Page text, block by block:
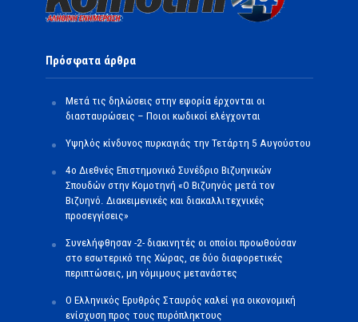
Πρόσφατα άρθρα
Μετά τις δηλώσεις στην εφορία έρχονται οι
διασταυρώσεις – Ποιοι κωδικοί ελέγχονται
Υψηλός κίνδυνος πυρκαγιάς την Τετάρτη 5 Αυγούστου
4ο Διεθνές Επιστημονικό Συνέδριο Βιζυηνικών
Σπουδών στην Κομοτηνή «Ο Βιζυηνός μετά τον
Βιζυηνό. Διακειμενικές και διακαλλιτεχνικές
προσεγγίσεις»
Συνελήφθησαν -2- διακινητές οι οποίοι προωθούσαν
στο εσωτερικό της Χώρας, σε δύο διαφορετικές
περιπτώσεις, μη νόμιμους μετανάστες
O Ελληνικός Ερυθρός Σταυρός καλεί για οικονομική
ενίσχυση προς τους πυρόπληκτους